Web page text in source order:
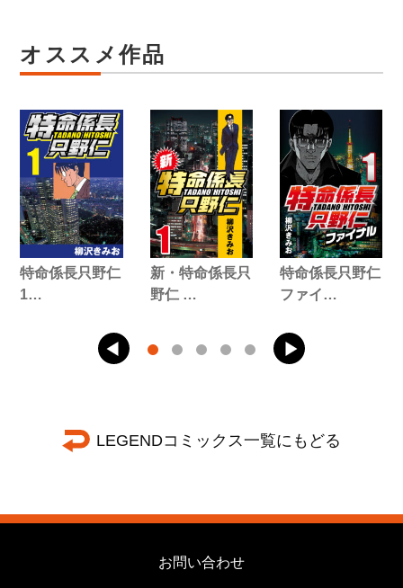
オススメ作品
特命係長只野仁
1…
新・特命係長只
野仁 …
特命係長只野仁
ファイ…
LEGENDコミックス一覧にもどる
お問い合わせ